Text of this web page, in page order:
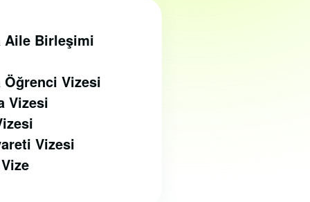
Aile Birleşimi
Öğrenci Vizesi
Vizesi
Vizesi